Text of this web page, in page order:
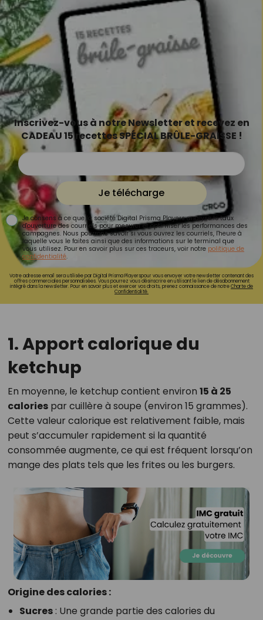
Inscrivez-vous à notre Newsletter et recevez en
CADEAU 15 recettes SPÉCIAL BRÛLE-GRAISSE !
Je télécharge
Je consens à ce que la société Digital Prisma Players analyse le taux
d'ouverture des courriels pour mesurer et optimiser les performances des
campagnes. Nous pourrons savoir si vous ouvrez les courriels, l'heure à
laquelle vous le faites ainsi que des informations sur le terminal que
vous utilisez. Pour en savoir plus sur ces traceurs, voir notre politique de
confidentialité.
Votre adresse email sera utilisée par Digital Prisma Playerspour vous envoyer votre newsletter contenant des
offres commerciales personnalisées. Vous pourrez vous désinscrire en utilisant le lien de désabonnement
intégré dans la newsletter. Pour en savoir plus et exercer vos droits, prenez connaissance de notreCharte de
Confidentialité.
1. Apport calorique du
ketchup
En moyenne, le ketchup contient environ 15 à 25
caloriespar cuillère à soupe (environ 15 grammes).
Cette valeur calorique est relativement faible, mais
peut s’accumuler rapidement si la quantité
consommée augmente, ce qui est fréquent lorsqu’on
mange des plats tels que les frites ou les burgers.
Origine des calories :
Sucres: Une grande partie des calories du